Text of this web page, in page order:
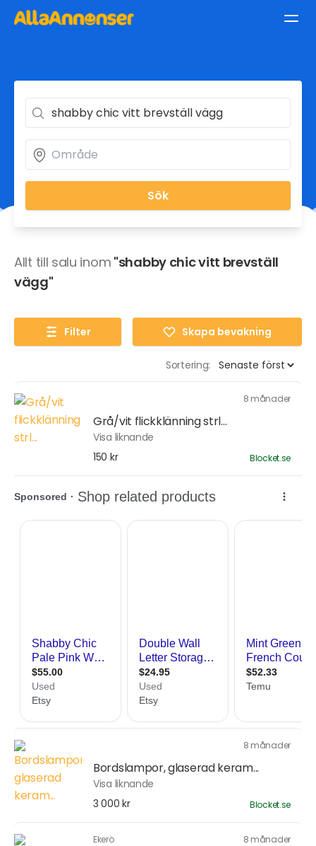
Sök
Allt till salu inom "shabby chic vitt brevställ
vägg"
Filter Skapa bevakning
Sortering:
8 månader
Grå/vit flickklänning strl...
Visa liknande
150 kr
Blocket.se
8 månader
Bordslampor, glaserad keram...
Visa liknande
3 000 kr
Blocket.se
Ekerö 8 månader